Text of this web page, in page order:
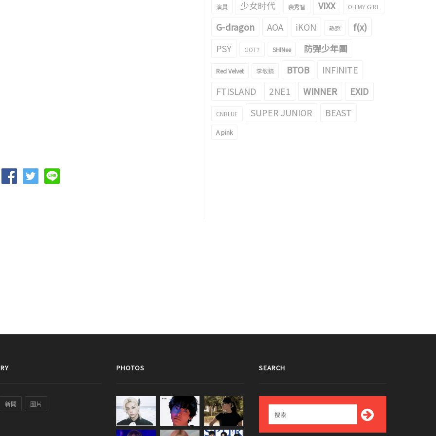
演員 少女时代 裴秀智 VIXX OH MY GIRL
G-dragon AOA iKON 熱戀
f(x)
PSY
GOT7 SHINee 防彈少年團
Red Velvet 李敏鎬 BTOB
INFINITE
FTISLAND
2NE1 WINNER EXID
CNBLUE SUPER JUNIOR BEAST
A pink
新聞 圖片
PHOTOS SEARCH